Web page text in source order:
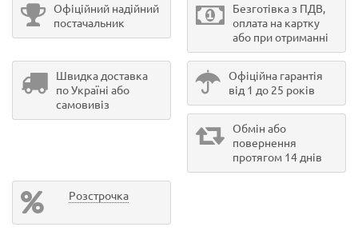
Офіційний надійний
постачальник
Безготівка з ПДВ,
оплата на картку
або при отриманні
Швидка доставка
по Україні або
самовивіз
Офіційна гарантія
від 1 до 25 років
Обмін або
повернення
протягом 14 днів
Розстрочка